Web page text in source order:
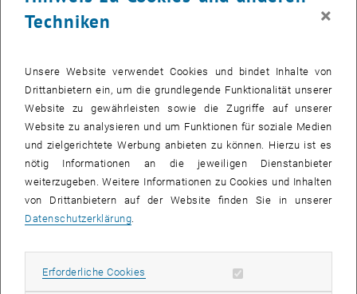
1/2 Bilder
Im November 2023 haben an der TU Wien, der
zum Thema Neurodiversität stattgefunden. Fragen wie "Was ist
ADHS? - Mehr als Hyperaktivität" oder "Was ist ASS? Wie kann ich
Techniken
×
Unsere Website verwendet Cookies und bindet Inhalte von
Drittanbietern ein, um die grundlegende Funktionalität unserer
Website zu gewährleisten sowie die Zugriffe auf unserer
Website zu analysieren und um Funktionen für soziale Medien
und zielgerichtete Werbung anbieten zu können. Hierzu ist es
nötig Informationen an die jeweiligen Dienstanbieter
weiterzugeben. Weitere Informationen zu Cookies und Inhalten
von Drittanbietern auf der Website finden Sie in unserer
Datenschutzerklärung.
Erforderliche Cookies Erforderliche Cookies zulassen